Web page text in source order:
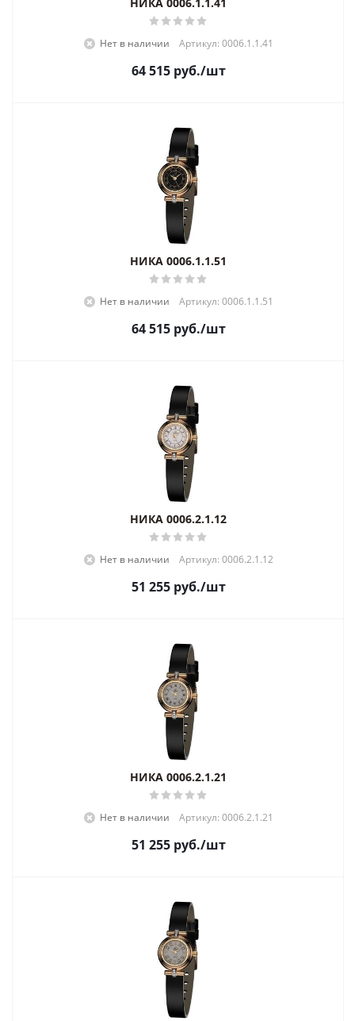
Нет в наличии Артикул: 0006.1.1.41
64 515руб./шт
НИКА 0006.1.1.51
Нет в наличии Артикул: 0006.1.1.51
64 515руб./шт
НИКА 0006.2.1.12
Нет в наличии Артикул: 0006.2.1.12
51 255руб./шт
НИКА 0006.2.1.21
Нет в наличии Артикул: 0006.2.1.21
51 255руб./шт